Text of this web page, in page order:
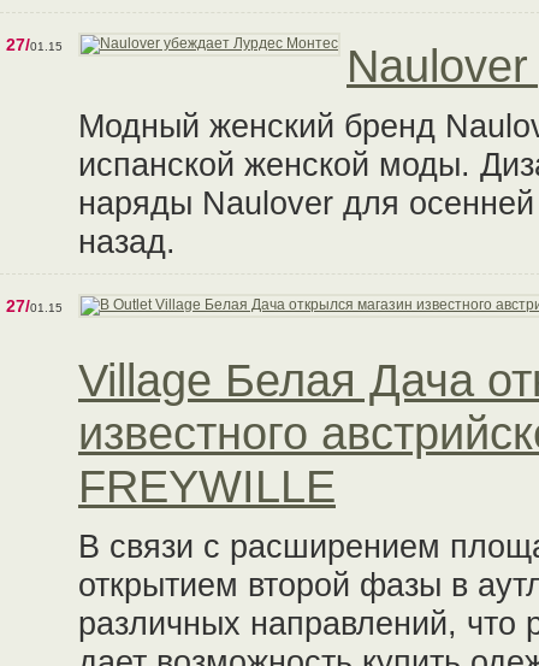
27/01.15
Модный женский бренд
испанской женской моды.
наряды Naulover для
назад.
27/01.15
Village Белая Дача
известного
FREYWILLE
В связи с расширением
открытием второй фазы в
различных направлений, что